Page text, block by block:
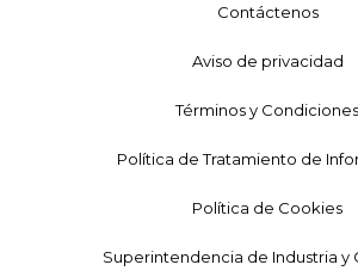
Contáctenos
Aviso de privacidad
Términos y Condiciones
Política de Tratamiento de
Política de Cookies
Superintendencia de Industria y